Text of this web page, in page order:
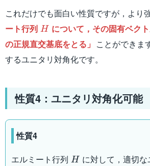
これだけでも面白い性質ですが，より
ート行列 H
H について，その固有ベク
の正規直交基底をとる」 ことができま
するユニタリ対角化です。
性質4：ユニタリ対角化可能
性質4
エルミート行列 H
H に対して，適切